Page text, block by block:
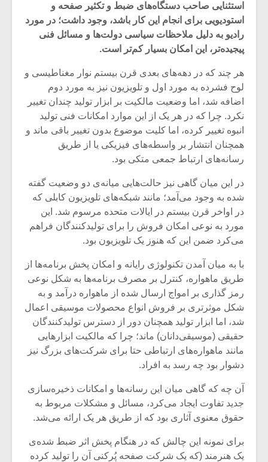
استثنایی صاحب دستگاه‌های ضبط و تکثیر صفحه و
استودیویی برای انجام این کار باشد، وجود داشت؛ در مورد
رادیو به دلیل ملاحظات سیاسی دولت‌ها و مسائل فنی
پیجیده‌تر، این امکان بسیار کم‌تر است.
هر چند که در دهه‌های بعد‌ی قرن بیستم نوار مغناطیسی و
لوح فشرده به مورد اول و تلویزیون نیز به مورد دوم
اضافه شد، اما وضعیت مالکیت بر ابزار تولید چندان تغییر
نکرد. چرا که در هر یک از این موارد امکانات فنی تولید
انبوه تغییر کرده، اما کلیت موضوع بدون تغییر باقی ماند و
همچنان انتشار بر واسطه‌های فیزیکی یا از طریق
رسانه‌های ارتباط جمعی متکی بود.
در این میان گاهی نیز حالت‌هایی میانه‌ی دو وضعیت گفته
شده به وجود می‌آمد؛ مانند شبکه‌های تلویزیون کابلی که
در اواخر قرن بیستم در ایالات متحده مرسوم شد. این
مورد به نوعی امکان فروش را برای تولید‌کنندگان فراهم
می‌کرد ضمن این که هنوز یک تلویزیون بود.
با به میان آمدن تکنولوژی رایانه و امکان پخش برنامه‌ها از
طریق ماهواره، کنترل بر مصرف برنامه‌ها به شکل نوعی
رمز گذاری بر امواج ارسال شده از ماهواره درآمد و به
شکل موثرتری بر فروش انواع محصولات موسیقی اعمال
شد، اما ابزار تولید همچنان دور از دسترس تولید‌کنندگان
حقیقی (موسیقی‌دانان) ماند؛ چرا که مالکیت ابزار‌هایی
مانند ماهواره‌های ارتباطی حتا برای شرکت‌های بزرگ نیز
دشوار بود چه رسد به افراد.
آن چه که گاهی میان این رسانه‌ها و امکانات ذخیره‌سازی
جدید تفاوت ایجاد می‌کرد، مسائل و مشکلات مربوط به
حقوق معنوی آثاری بود که از طریق هر یک ارائه می‌شد.
برای نمونه این چالش که در هنگام پخش اثر ضبط شده‌ی
یک هنرمند (که یک شرکت صفحه پُرکنی آن را تولید کرده
میکلوش روژا
متن فیلم «متری
شیش و نیم»
اگر نمی توانی
مشهورترین باشی،
موسیقی
موسیقی
سکانسی